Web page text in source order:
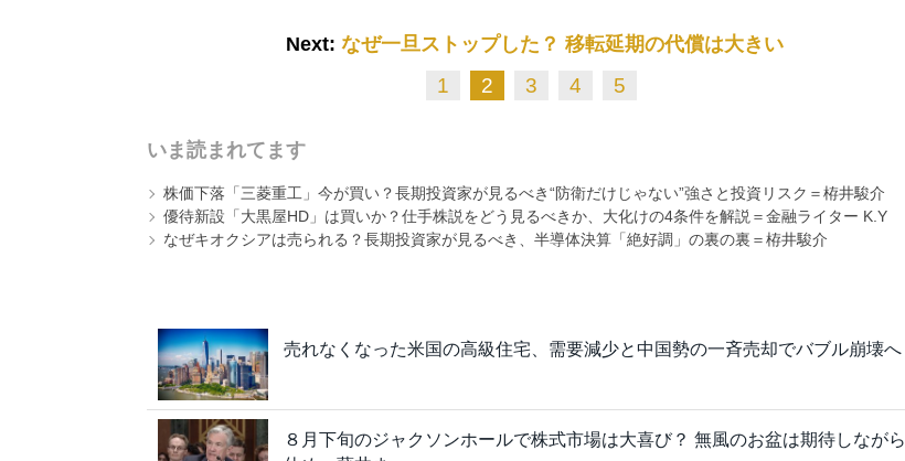
Next: なぜ一旦ストップした？ 移転延期の代償は大きい
1 2 3 4 5
いま読まれてます
株価下落「三菱重工」今が買い？長期投資家が見るべき“防衛だけじゃない”強さと投資リスク＝栫井駿介
優待新設「大黒屋HD」は買いか？仕手株説をどう見るべきか、大化けの4条件を解説＝金融ライター K.Y
なぜキオクシアは売られる？長期投資家が見るべき、半導体決算「絶好調」の裏の裏＝栫井駿介
売れなくなった米国の高級住宅、需要減少と中国勢の一斉売却でバブル崩壊へ
８月下旬のジャクソンホールで株式市場は大喜び？ 無風のお盆は期待しながら